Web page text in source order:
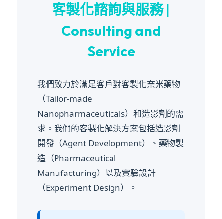
客製化諮詢與服務 |
Consulting and
Service
我們致力於滿足客戶對客製化奈米藥物
（Tailor-made
Nanopharmaceuticals）和造影劑的需
求。我們的客製化解決方案包括造影劑
開發（Agent Development）、藥物製
造（Pharmaceutical
Manufacturing）以及實驗設計
（Experiment Design）。